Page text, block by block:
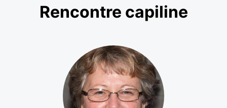
Rencontre capiline